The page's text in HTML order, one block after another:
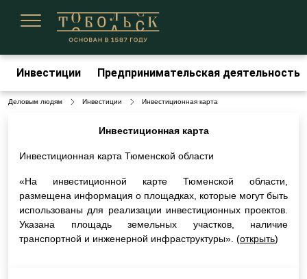
Инвестиции Предпринимательская деятельность
Деловым людям Инвестиции Инвестиционная карта
Инвестиционная карта
Инвестиционная карта Тюменской области
«На инвестиционной карте Тюменской области,
размещена информация о площадках, которые могут быть
использованы для реализации инвестиционных проектов.
Указана площадь земельных участков, наличие
транспортной и инженерной инфраструктуры». (открыть)